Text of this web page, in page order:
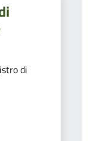
di